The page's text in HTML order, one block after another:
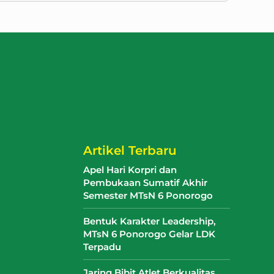
Artikel Terbaru
Apel Hari Korpri dan
Pembukaan Sumatif Akhir
Semester MTsN 6 Ponorogo
Bentuk Karakter Leadership,
MTsN 6 Ponorogo Gelar LDK
Terpadu